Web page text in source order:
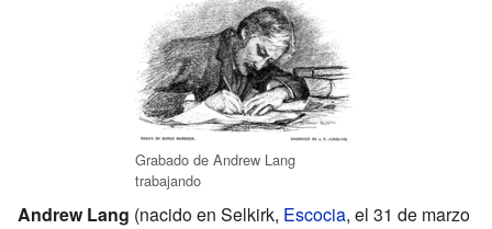
Grabado de Andrew Lang
trabajando
Andrew Lang (nacido en Selkirk, Escocia, el 31 de marzo